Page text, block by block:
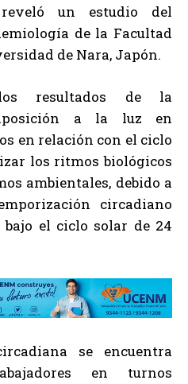
reveló un estudio del
de la Facultad
de Nara, Japón.
resultados de la
a la luz en
en relación con el ciclo
los ritmos biológicos
ambientales, debido a
circadiano
el ciclo solar de 24
se encuentra
en turnos